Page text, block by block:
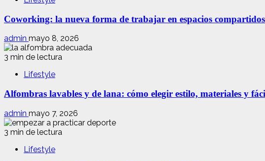
Coworking: la nueva forma de trabajar en espacios
admin mayo 8, 2026
3 min de lectura
Lifestyle
Alfombras lavables y de lana: cómo elegir estilo, materiales y
admin mayo 7, 2026
3 min de lectura
Lifestyle